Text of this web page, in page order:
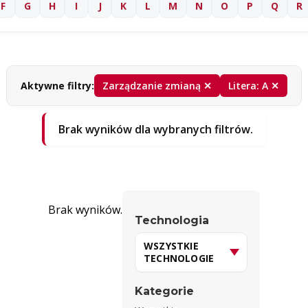
F G H I J K L M N O P Q R
Aktywne filtry: Zarządzanie zmianą ✕ Litera: A ✕
Brak wyników dla wybranych filtrów.
Brak wyników.
Technologia
Kategorie